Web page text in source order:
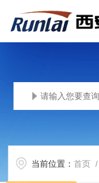
当前位置：首页 /